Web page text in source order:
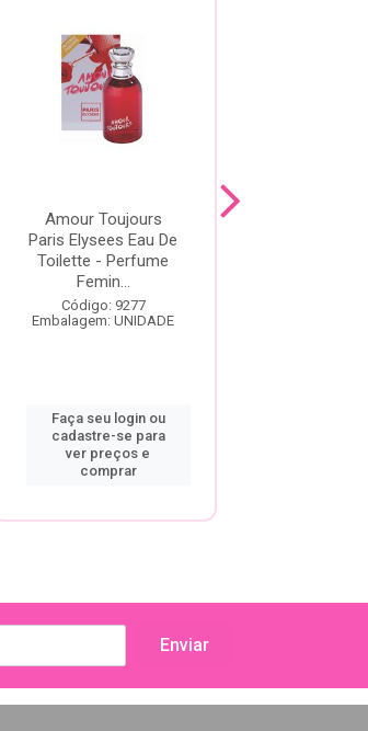
Amour Toujours
Paris Elysees Eau De
Toilette - Perfume
Femin...
Código: 9277
Embalagem: UNIDADE
Faça seu login ou
cadastre-se para
ver preços e
comprar